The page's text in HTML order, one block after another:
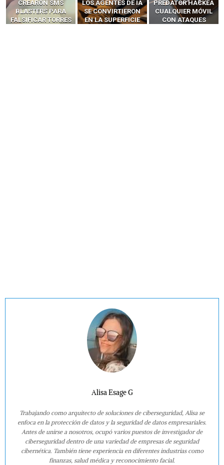
LOS AGENTES DE IA
SE CONVIRTIERON
EN LA SUPERFICIE
PREDATOR HACKEA
CUALQUIER MÓVIL
CON ATAQUES
Y LLAMADAS
MÓVILES SIN
‘HACKEAR’ — EL
Alisa Esage G
Trabajando como arquitecto de soluciones de ciberseguridad, Alisa se
enfoca en la protección de datos y la seguridad de datos empresariales.
Antes de unirse a nosotros, ocupó varios puestos de investigador de
ciberseguridad dentro de una variedad de empresas de seguridad
cibernética. También tiene experiencia en diferentes industrias como
finanzas, salud médica y reconocimiento facial.